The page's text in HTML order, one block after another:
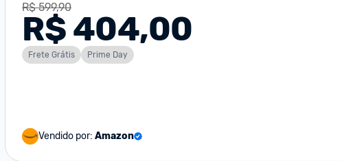
R$ 599,90
R$ 404,00
Frete Grátis Prime Day
Vendido por: Amazon